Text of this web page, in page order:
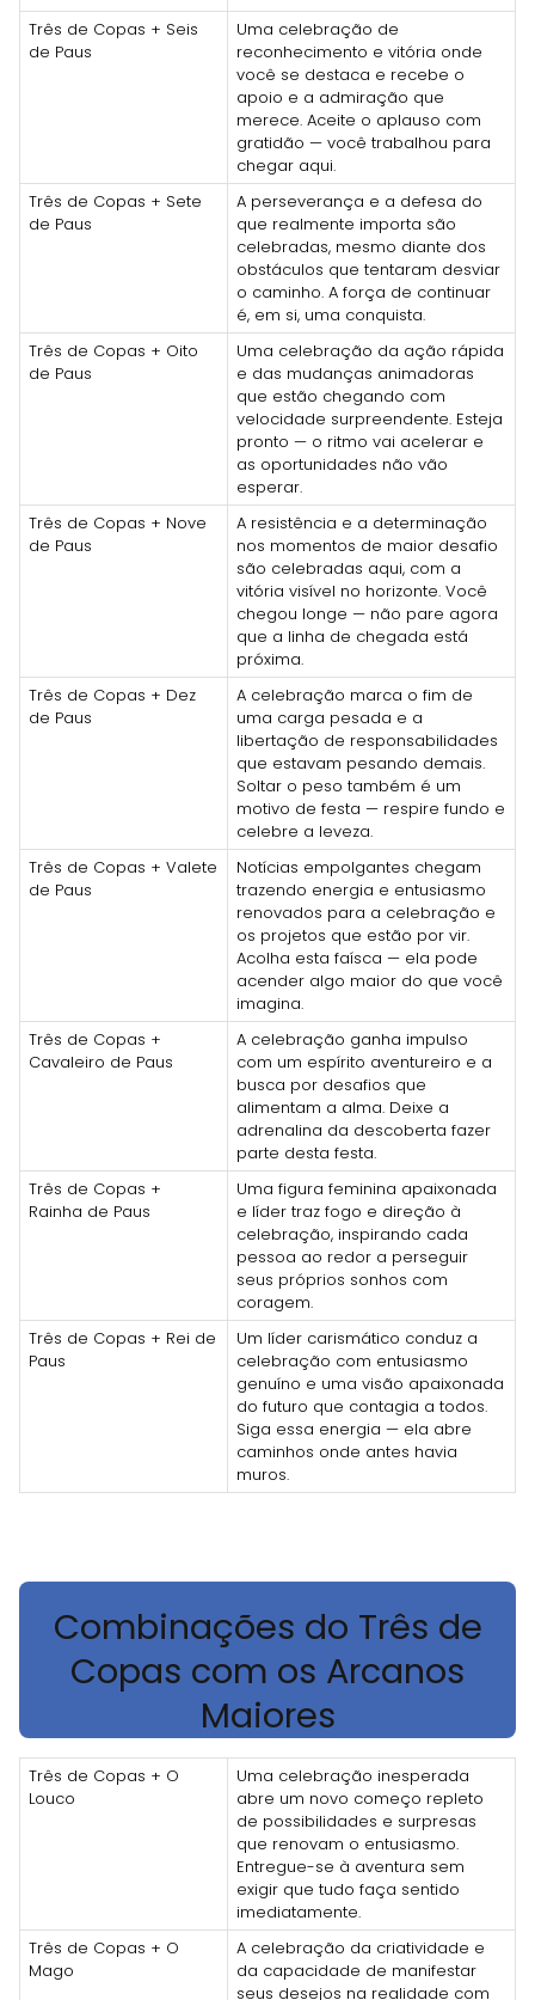
Três de Copas + Seis
de Paus
Uma celebração de
reconhecimento e vitória onde
você se destaca e recebe o
apoio e a admiração que
merece. Aceite o aplauso com
gratidão — você trabalhou para
chegar aqui.
Três de Copas + Sete
de Paus
A perseverança e a defesa do
que realmente importa são
celebradas, mesmo diante dos
obstáculos que tentaram desviar
o caminho. A força de continuar
é, em si, uma conquista.
Três de Copas + Oito
de Paus
Uma celebração da ação rápida
e das mudanças animadoras
que estão chegando com
velocidade surpreendente. Esteja
pronto — o ritmo vai acelerar e
as oportunidades não vão
esperar.
Três de Copas + Nove
de Paus
A resistência e a determinação
nos momentos de maior desafio
são celebradas aqui, com a
vitória visível no horizonte. Você
chegou longe — não pare agora
que a linha de chegada está
próxima.
Três de Copas + Dez
de Paus
A celebração marca o fim de
uma carga pesada e a
libertação de responsabilidades
que estavam pesando demais.
Soltar o peso também é um
motivo de festa — respire fundo e
celebre a leveza.
Três de Copas + Valete
de Paus
Notícias empolgantes chegam
trazendo energia e entusiasmo
renovados para a celebração e
os projetos que estão por vir.
Acolha esta faísca — ela pode
acender algo maior do que você
imagina.
Três de Copas +
Cavaleiro de Paus
A celebração ganha impulso
com um espírito aventureiro e a
busca por desafios que
alimentam a alma. Deixe a
adrenalina da descoberta fazer
parte desta festa.
Três de Copas +
Rainha de Paus
Uma figura feminina apaixonada
e líder traz fogo e direção à
celebração, inspirando cada
pessoa ao redor a perseguir
seus próprios sonhos com
coragem.
Três de Copas + Rei de
Paus
Um líder carismático conduz a
celebração com entusiasmo
genuíno e uma visão apaixonada
do futuro que contagia a todos.
Siga essa energia — ela abre
caminhos onde antes havia
muros.
Combinações do Três de
Copas com os Arcanos
Maiores
Três de Copas + O
Louco
Uma celebração inesperada
abre um novo começo repleto
de possibilidades e surpresas
que renovam o entusiasmo.
Entregue-se à aventura sem
exigir que tudo faça sentido
imediatamente.
Três de Copas + O
Mago
A celebração da criatividade e
da capacidade de manifestar
seus desejos na realidade com